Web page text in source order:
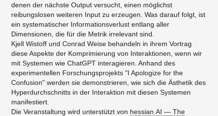
denen der nächste Output versucht, einen möglichst
reibungslosen weiteren Input zu erzeugen. Was darauf folgt, ist
ein systematischer Informationsverlust entlang aller
Dimensionen, die für die Metrik irrelevant sind.
Kjell Wistoff und Conrad Weise behandeln in ihrem Vortrag
diese Aspekte der Komprimierung von Interaktionen, wenn wir
mit Systemen wie ChatGPT interagieren. Anhand des
experimentellen Forschungsprojekts "I Apologize for the
Confusion" werden sie demonstrieren, wie sich die Ästhetik des
Hyperdurchschnitts in der Interaktion mit diesen Systemen
manifestiert.
Die Veranstaltung wird unterstützt von hessian.AI — The